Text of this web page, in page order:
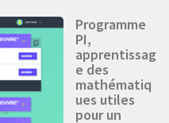
Programme
PI,
apprentissag
e des
mathématiq
ues utiles
pour un